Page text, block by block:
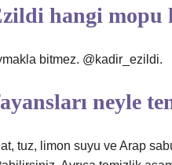
hangi mopu
bitmez. @kadir_ezildi.
neyle
tuz, limon suyu ve Arap